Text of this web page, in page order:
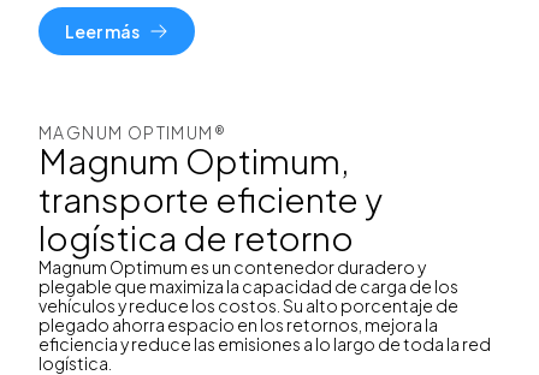
Leer más
MAGNUM OPTIMUM®
Magnum Optimum,
transporte eficiente y
logística de retorno
Magnum Optimum es un contenedor duradero y
plegable que maximiza la capacidad de carga de los
vehículos y reduce los costos. Su alto porcentaje de
plegado ahorra espacio en los retornos, mejora la
eficiencia y reduce las emisiones a lo largo de toda la red
logística.